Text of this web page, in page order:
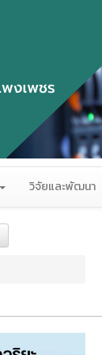
วิจัยและพัฒนา